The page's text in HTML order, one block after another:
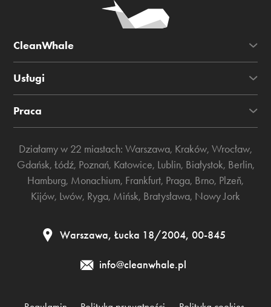
CleanWhale
Usługi
Praca
Działamy w 22 miastach: Warszawa, Kraków, Wrocław,
Gdańsk, Łódź, Poznań, Katowice, Lublin, Białystok, Berlin,
Hamburg, Monachium, Frankfurt, Praga, Brno, Plzeň,
Kijów, Lwów, Ryga, Mińsk, Bratysława, Nowy Jork
Warszawa, Łucka 18/2004, 00-845
info@cleanwhale.pl